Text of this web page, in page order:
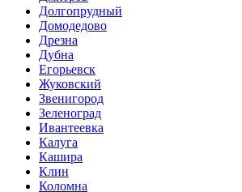
Долгопрудный
Домодедово
Дрезна
Дубна
Егорьевск
Жуковский
Звенигород
Зеленоград
Ивантеевка
Калуга
Кашира
Клин
Коломна